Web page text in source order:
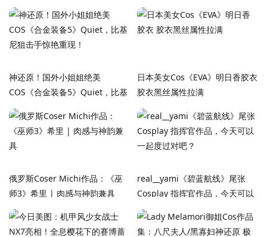
神还原！国外小姐姐绝美
COS《合金装备5》Quiet，比基
尼狙击手惊艳重现！
日本美女Cos《EVA》明日香胶衣
胶衣黑丝属性拉满
俄罗斯Coser ‌Michi‌作品：《巫
师3》希里 | 肉感与神韵兼具
real__yami《碧蓝航线》尾张
Cosplay 指挥官作品，今天可以
一起度过对吧？